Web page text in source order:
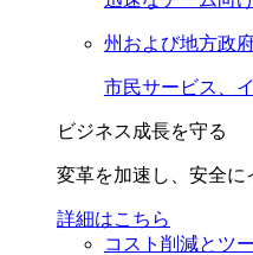
州および地方政
市民サービス、
ビジネス成長を守る
変革を加速し、安全に
詳細はこちら
コスト削減とツ